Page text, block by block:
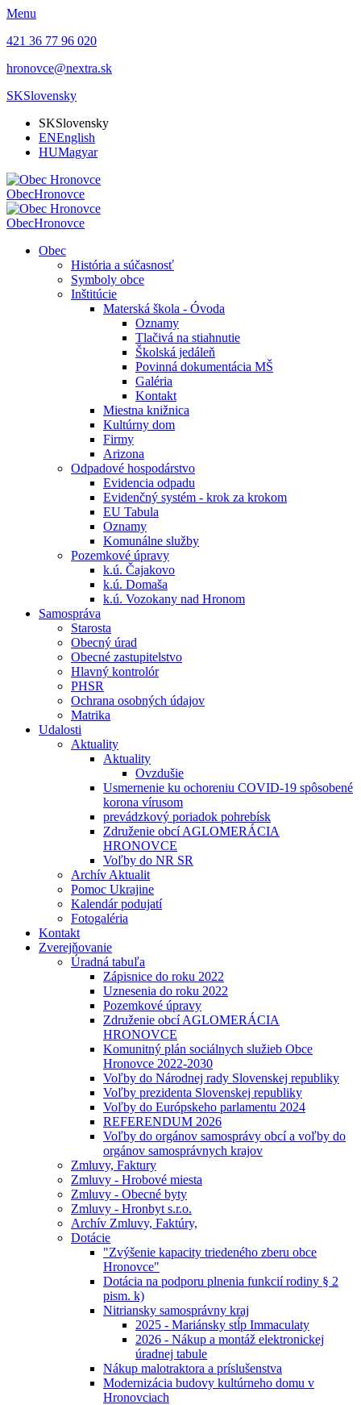
Menu
421 36 77 96 020
hronovce@nextra.sk
SKSlovensky
SKSlovensky
ENEnglish
HUMagyar
ObecHronovce
ObecHronovce
Obec
História a súčasnosť
Symboly obce
Inštitúcie
Materská škola - Óvoda
Oznamy
Tlačivá na stiahnutie
Školská jedáleň
Povinná dokumentácia MŠ
Galéria
Kontakt
Miestna knižnica
Kultúrny dom
Firmy
Arizona
Odpadové hospodárstvo
Evidencia odpadu
Evidenčný systém - krok za krokom
EU Tabula
Oznamy
Komunálne služby
Pozemkové úpravy
k.ú. Čajakovo
k.ú. Domaša
k.ú. Vozokany nad Hronom
Samospráva
Starosta
Obecný úrad
Obecné zastupitelstvo
Hlavný kontrolór
PHSR
Ochrana osobných údajov
Matrika
Udalosti
Aktuality
Aktuality
Ovzdušie
Usmernenie ku ochoreniu COVID-19 spôsobené
korona vírusom
prevádzkový poriadok pohrebísk
Združenie obcí AGLOMERÁCIA
HRONOVCE
Voľby do NR SR
Archív Aktualit
Pomoc Ukrajine
Kalendár podujatí
Fotogaléria
Kontakt
Zverejňovanie
Úradná tabuľa
Zápisnice do roku 2022
Uznesenia do roku 2022
Pozemkové úpravy
Združenie obcí AGLOMERÁCIA
HRONOVCE
Komunitný plán sociálnych služieb Obce
Hronovce 2022-2030
Voľby do Národnej rady Slovenskej republiky
Voľby prezidenta Slovenskej republiky
Voľby do Európskeho parlamentu 2024
REFERENDUM 2026
Voľby do orgánov samosprávy obcí a voľby do
orgánov samosprávnych krajov
Zmluvy, Faktury
Zmluvy - Hrobové miesta
Zmluvy - Obecné byty
Zmluvy - Hronbyt s.r.o.
Archív Zmluvy, Faktúry,
Dotácie
"Zvýšenie kapacity triedeného zberu obce
Hronovce"
Dotácia na podporu plnenia funkcií rodiny § 2
pism. k)
Nitriansky samosprávny kraj
2025 - Mariánsky stĺp Immaculaty
2026 - Nákup a montáž elektronickej
úradnej tabule
Nákup malotraktora a príslušenstva
Modernizácia budovy kultúrneho domu v
Hronovciach